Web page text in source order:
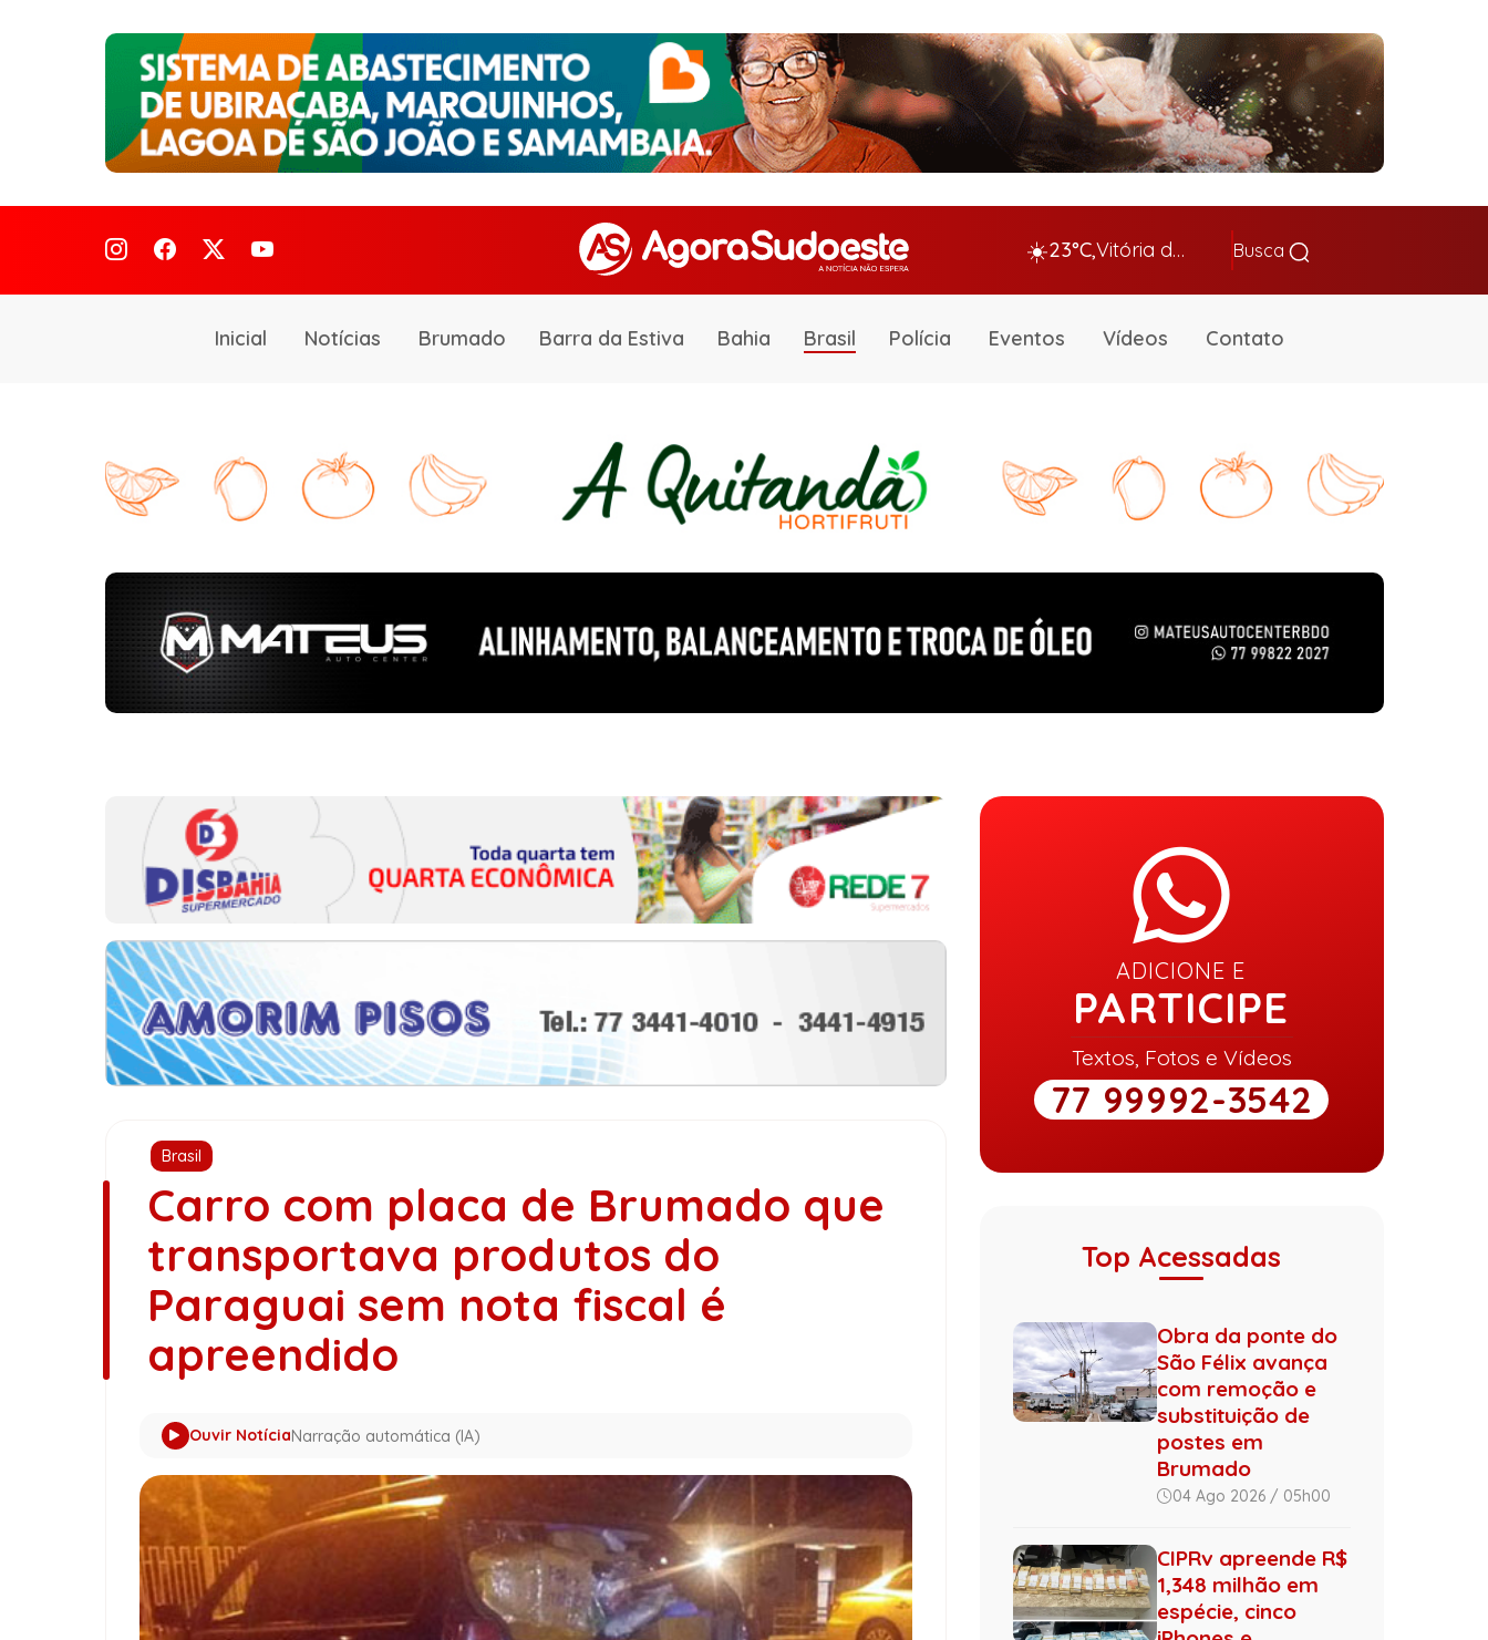
☀️23°C, Vitória da Conq… Busca
Inicial Notícias Brumado Barra da Estiva Bahia Brasil Polícia Eventos Vídeos Contato
Brasil
Carro com placa de Brumado que
transportava produtos do
Paraguai sem nota fiscal é
apreendido
Ouvir NotíciaNarração automática (IA)
ADICIONE E
PARTICIPE
Textos, Fotos e Vídeos
77 99992-3542
Top Acessadas
Obra da ponte do
São Félix avança
com remoção e
substituição de
postes em
Brumado
04 Ago 2026 / 05h00
CIPRv apreende R$
1,348 milhão em
espécie, cinco